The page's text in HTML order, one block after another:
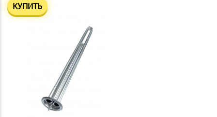
КУПИТЬ